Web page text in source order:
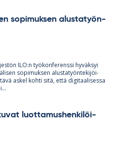
so­pi­muk­sen alus­ta­työn­
ILO:n työ­kon­fe­renssi hy­väk­syi
so­pi­muk­sen alus­ta­työn­te­ki­jöi­
as­kel kohti sitä, että di­gi­taa­li­sessa
luot­ta­mus­hen­ki­löi­